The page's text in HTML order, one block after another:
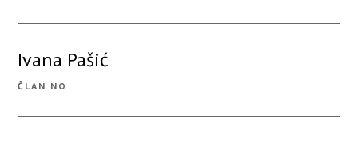
Ivana Pašić
ČLAN NO